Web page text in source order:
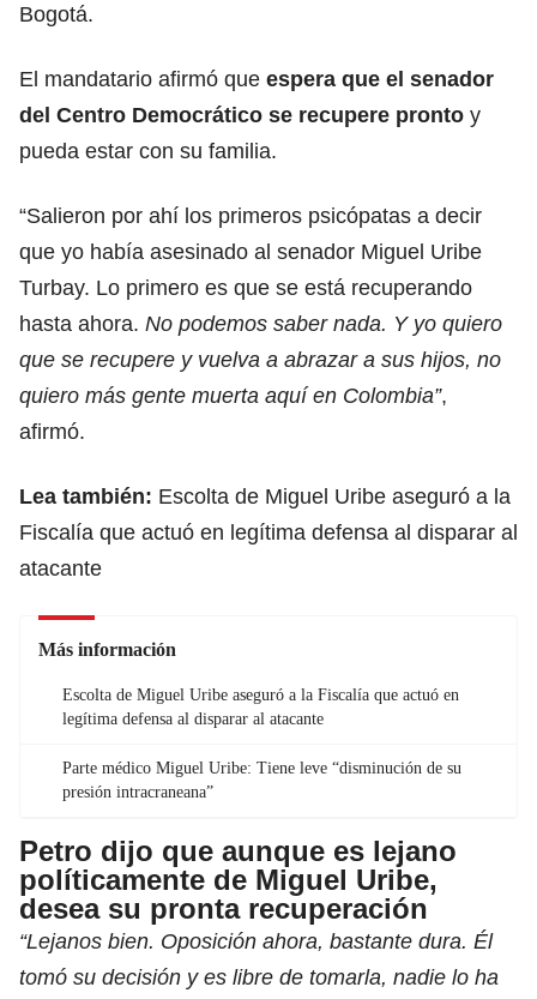
Bogotá.
El mandatario afirmó que espera que el senador
del Centro Democrático se recupere pronto y
pueda estar con su familia.
“Salieron por ahí los primeros psicópatas a decir
que yo había asesinado al senador Miguel Uribe
Turbay. Lo primero es que se está recuperando
hasta ahora. No podemos saber nada. Y yo quiero
que se recupere y vuelva a abrazar a sus hijos, no
quiero más gente muerta aquí en Colombia”,
afirmó.
Lea también: Escolta de Miguel Uribe aseguró a la
Fiscalía que actuó en legítima defensa al disparar al
atacante
Más información
Escolta de Miguel Uribe aseguró a la Fiscalía que actuó en
legítima defensa al disparar al atacante
Parte médico Miguel Uribe: Tiene leve “disminución de su
presión intracraneana”
Petro dijo que aunque es lejano
políticamente de Miguel Uribe,
desea su pronta recuperación
“Lejanos bien. Oposición ahora, bastante dura. Él
tomó su decisión y es libre de tomarla, nadie lo ha